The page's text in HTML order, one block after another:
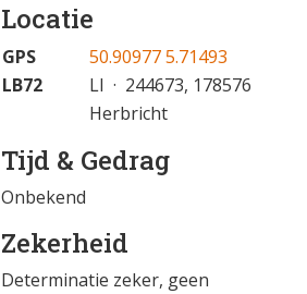
Locatie
GPS
50.90977 5.71493
LB72
LI · 244673, 178576
Herbricht
Tijd & Gedrag
Onbekend
Zekerheid
Determinatie zeker, geen